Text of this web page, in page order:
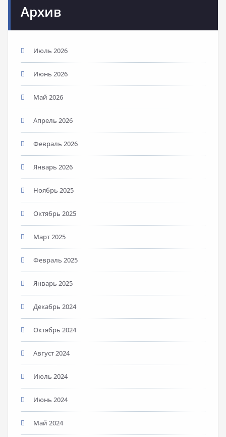
Архив
Июль 2026
Июнь 2026
Май 2026
Апрель 2026
Февраль 2026
Январь 2026
Ноябрь 2025
Октябрь 2025
Март 2025
Февраль 2025
Январь 2025
Декабрь 2024
Октябрь 2024
Август 2024
Июль 2024
Июнь 2024
Май 2024